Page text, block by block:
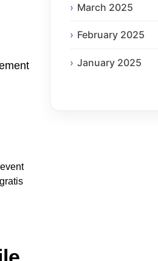
event
March 2025
February 2025
January 2025